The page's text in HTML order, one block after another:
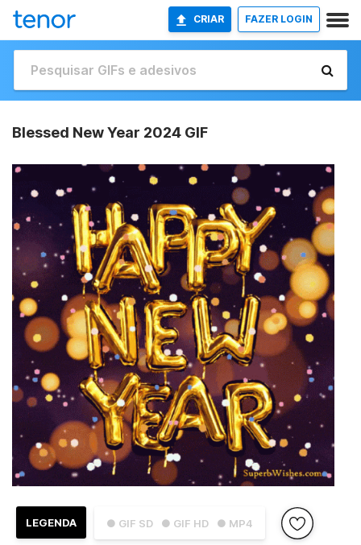
CRIAR FAZER LOGIN
Blessed New Year 2024 GIF
● GIF SD ● GIF HD ● MP4
LEGENDA